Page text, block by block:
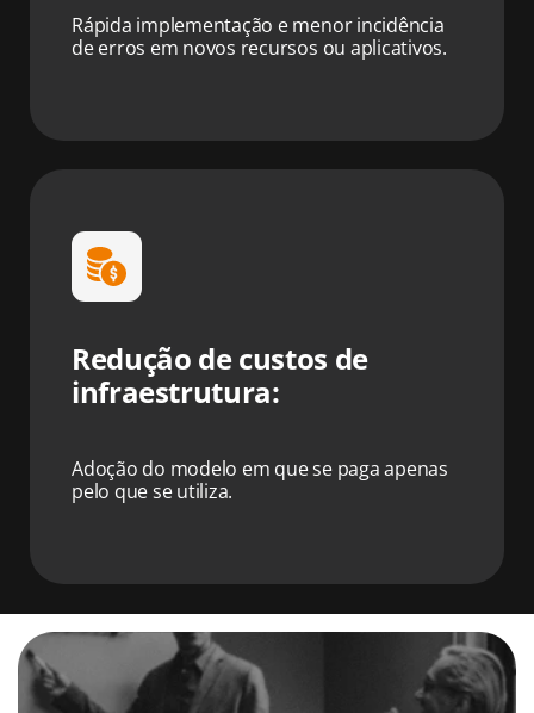
Rápida implementação e menor incidência
de erros em novos recursos ou aplicativos.
Redução de custos de
infraestrutura:
Adoção do modelo em que se paga apenas
pelo que se utiliza.